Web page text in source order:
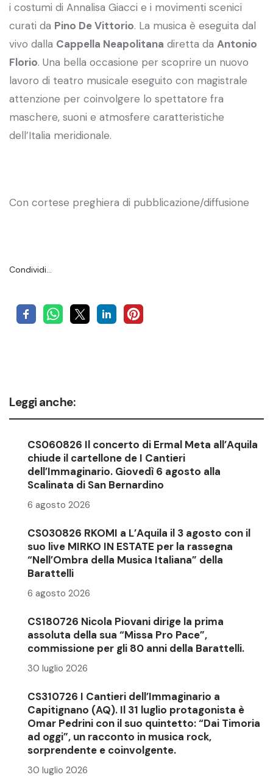
i costumi di Annalisa Giacci e i movimenti scenici
curati da Pino De Vittorio. La musica è eseguita dal
vivo dalla Cappella Neapolitana diretta da Antonio
Florio. Una bella occasione per scoprire un nuovo
lavoro di teatro musicale eseguito con magistrale
attenzione per coinvolgere lo spettatore fra
maschere, suoni e atmosfere caratteristiche
dell’Italia meridionale.
Con cortese preghiera di pubblicazione/diffusione
Condividi…
Leggi anche:
CS060826 Il concerto di Ermal Meta all’Aquila
chiude il cartellone de I Cantieri
dell’Immaginario. Giovedì 6 agosto alla
Scalinata di San Bernardino
6 agosto 2026
CS030826 RKOMI a L’Aquila il 3 agosto con il
suo live MIRKO IN ESTATE per la rassegna
“Nell’Ombra della Musica Italiana” della
Barattelli
6 agosto 2026
CS180726 Nicola Piovani dirige la prima
assoluta della sua “Missa Pro Pace”,
commissione per gli 80 anni della Barattelli.
30 luglio 2026
CS310726 I Cantieri dell’Immaginario a
Capitignano (AQ). Il 31 luglio protagonista è
Omar Pedrini con il suo quintetto: “Dai Timoria
ad oggi”, un racconto in musica rock,
sorprendente e coinvolgente.
30 luglio 2026